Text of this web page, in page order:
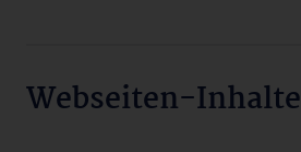
Webseiten-Inhalte